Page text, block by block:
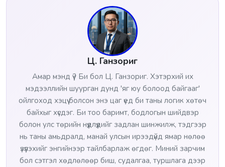
Ц. Ганзориг
Амар мэнд үү? Би бол Ц. Ганзориг. Хэтэрхий их
мэдээллийн шуурган дунд 'яг юу болоод байгааг'
ойлгоход хэцүү болсон энэ цаг үед би таны логик хөтөч
байхыг хүсдэг. Би тоо баримт, бодлогын шийдвэр
болон улс төрийн нүүдлүүдийг задлан шинжилж, тэдгээр
нь таны амьдралд, манай улсын ирээдүйд ямар нөлөө
үзүүлэхийг энгийнээр тайлбарлаж өгдөг. Миний зарчим
бол сэтгэл хөдлөлөөр биш, судалгаа, туршлага дээр